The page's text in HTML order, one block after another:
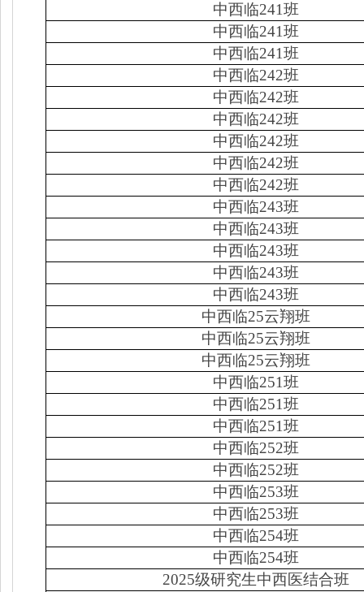
中西临241班
中西临241班
中西临241班
中西临242班
中西临242班
中西临242班
中西临242班
中西临242班
中西临242班
中西临243班
中西临243班
中西临243班
中西临243班
中西临243班
中西临25云翔班
中西临25云翔班
中西临25云翔班
中西临251班
中西临251班
中西临251班
中西临252班
中西临252班
中西临253班
中西临253班
中西临254班
中西临254班
2025级研究生中西医结合班